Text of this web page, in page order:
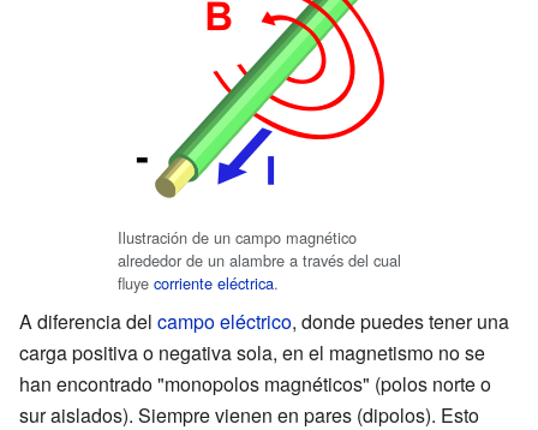
Ilustración de un campo magnético
alrededor de un alambre a través del cual
fluye corriente eléctrica.
A diferencia del campo eléctrico, donde puedes tener una
carga positiva o negativa sola, en el magnetismo no se
han encontrado "monopolos magnéticos" (polos norte o
sur aislados). Siempre vienen en pares (dipolos). Esto